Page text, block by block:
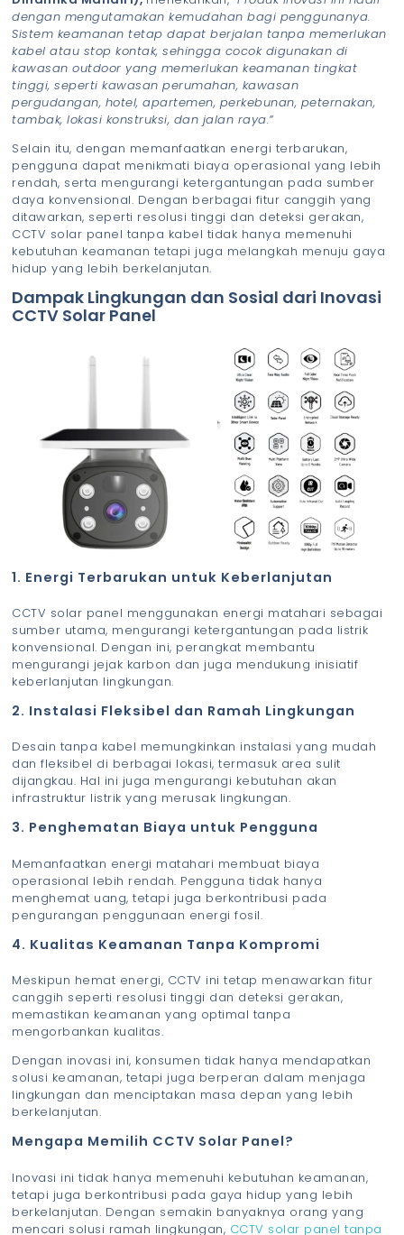
dengan mengutamakan kemudahan bagi penggunanya.
Sistem keamanan tetap dapat berjalan tanpa memerlukan
kabel atau stop kontak, sehingga cocok digunakan di
kawasan outdoor yang memerlukan keamanan tingkat
tinggi, seperti kawasan perumahan, kawasan
pergudangan, hotel, apartemen, perkebunan, peternakan,
tambak, lokasi konstruksi, dan jalan raya.”
Selain itu, dengan memanfaatkan energi terbarukan,
pengguna dapat menikmati biaya operasional yang lebih
rendah, serta mengurangi ketergantungan pada sumber
daya konvensional. Dengan berbagai fitur canggih yang
ditawarkan, seperti resolusi tinggi dan deteksi gerakan,
CCTV solar panel tanpa kabel tidak hanya memenuhi
kebutuhan keamanan tetapi juga melangkah menuju gaya
hidup yang lebih berkelanjutan.
Dampak Lingkungan dan Sosial dari Inovasi
CCTV Solar Panel
1. Energi Terbarukan untuk Keberlanjutan
CCTV solar panel menggunakan energi matahari sebagai
sumber utama, mengurangi ketergantungan pada listrik
konvensional. Dengan ini, perangkat membantu
mengurangi jejak karbon dan juga mendukung inisiatif
keberlanjutan lingkungan.
2. Instalasi Fleksibel dan Ramah Lingkungan
Desain tanpa kabel memungkinkan instalasi yang mudah
dan fleksibel di berbagai lokasi, termasuk area sulit
dijangkau. Hal ini juga mengurangi kebutuhan akan
infrastruktur listrik yang merusak lingkungan.
3. Penghematan Biaya untuk Pengguna
Memanfaatkan energi matahari membuat biaya
operasional lebih rendah. Pengguna tidak hanya
menghemat uang, tetapi juga berkontribusi pada
pengurangan penggunaan energi fosil.
4. Kualitas Keamanan Tanpa Kompromi
Meskipun hemat energi, CCTV ini tetap menawarkan fitur
canggih seperti resolusi tinggi dan deteksi gerakan,
memastikan keamanan yang optimal tanpa
mengorbankan kualitas.
Dengan inovasi ini, konsumen tidak hanya mendapatkan
solusi keamanan, tetapi juga berperan dalam menjaga
lingkungan dan menciptakan masa depan yang lebih
berkelanjutan.
Mengapa Memilih CCTV Solar Panel?
Inovasi ini tidak hanya memenuhi kebutuhan keamanan,
tetapi juga berkontribusi pada gaya hidup yang lebih
berkelanjutan. Dengan semakin banyaknya orang yang
mencari solusi ramah lingkungan, CCTV solar panel tanpa